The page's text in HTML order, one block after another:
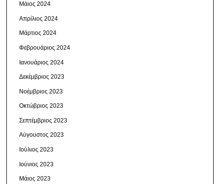
Μάιος 2024
Απρίλιος 2024
Μάρτιος 2024
Φεβρουάριος 2024
Ιανουάριος 2024
Δεκέμβριος 2023
Νοέμβριος 2023
Οκτώβριος 2023
Σεπτέμβριος 2023
Αύγουστος 2023
Ιούλιος 2023
Ιούνιος 2023
Μάιος 2023